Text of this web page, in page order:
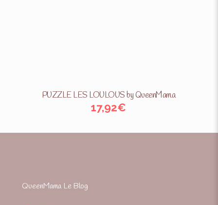
PUZZLE LES LOULOUS by QueenMama
17,92€
QueenMama Le Blog